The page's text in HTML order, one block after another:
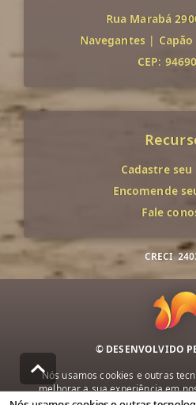
Rua Marabá
Navegantes |
CEP:
Cadastre
Encomende
Fale
CRECI
© DESENVOLVIDO
Nós usamos cookies e outras
melhorar a sua experiência em